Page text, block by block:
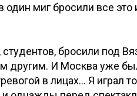
миг бросили все это
бросили под
другим. И Москва уже
в лицах… Я играл